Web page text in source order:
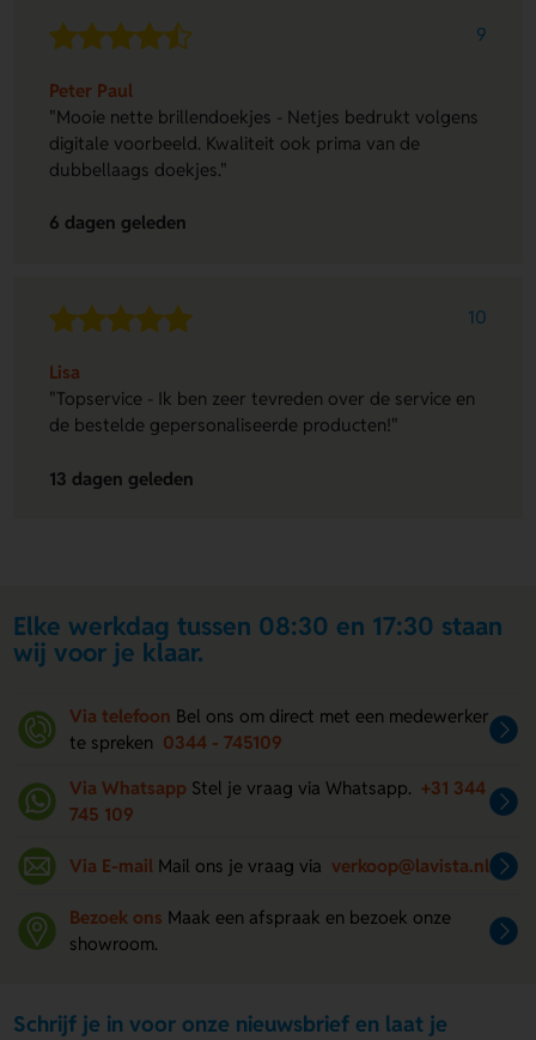
9
Peter Paul
"Mooie nette brillendoekjes - Netjes bedrukt volgens
digitale voorbeeld. Kwaliteit ook prima van de
dubbellaags doekjes."
6 dagen geleden
10
Lisa
"Topservice - Ik ben zeer tevreden over de service en
de bestelde gepersonaliseerde producten!"
13 dagen geleden
Elke werkdag tussen 08:30 en 17:30 staan
wij voor je klaar.
Via telefoon Bel ons om direct met een medewerker
te spreken 0344 - 745109
Via Whatsapp Stel je vraag via Whatsapp. +31 344
745 109
Via E-mail Mail ons je vraag via verkoop@lavista.nl
Bezoek ons Maak een afspraak en bezoek onze
showroom.
Schrijf je in voor onze nieuwsbrief en laat je